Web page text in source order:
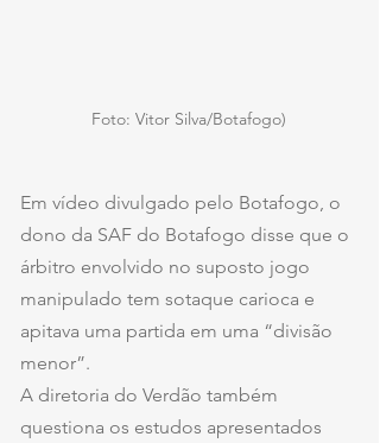
Foto: Vitor Silva/Botafogo)
Em vídeo divulgado pelo Botafogo, o
dono da SAF do Botafogo disse que o
árbitro envolvido no suposto jogo
manipulado tem sotaque carioca e
apitava uma partida em uma “divisão
menor”.
A diretoria do Verdão também
questiona os estudos apresentados